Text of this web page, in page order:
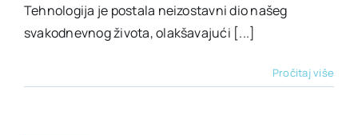
Tehnologija je postala neizostavni dio našeg
svakodnevnog života, olakšavajući [...]
Pročitaj više